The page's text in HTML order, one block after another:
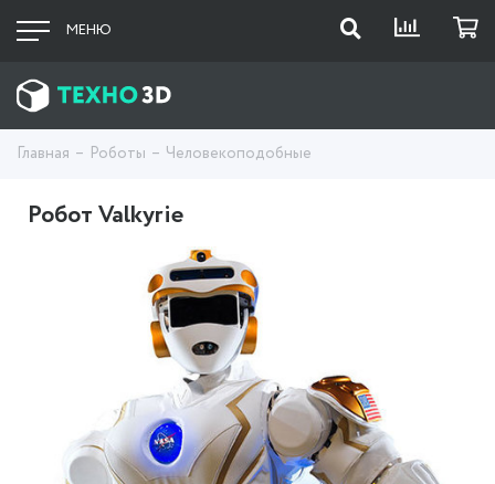
МЕНЮ
Главная Роботы Человекоподобные
Робот Valkyrie